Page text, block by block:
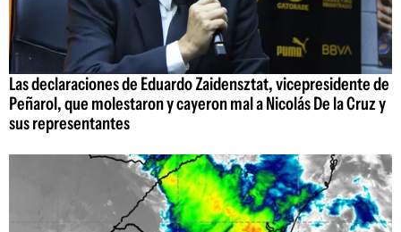
Las declaraciones de Eduardo Zaidensztat, vicepresidente de
Peñarol, que molestaron y cayeron mal a Nicolás De la Cruz y
sus representantes